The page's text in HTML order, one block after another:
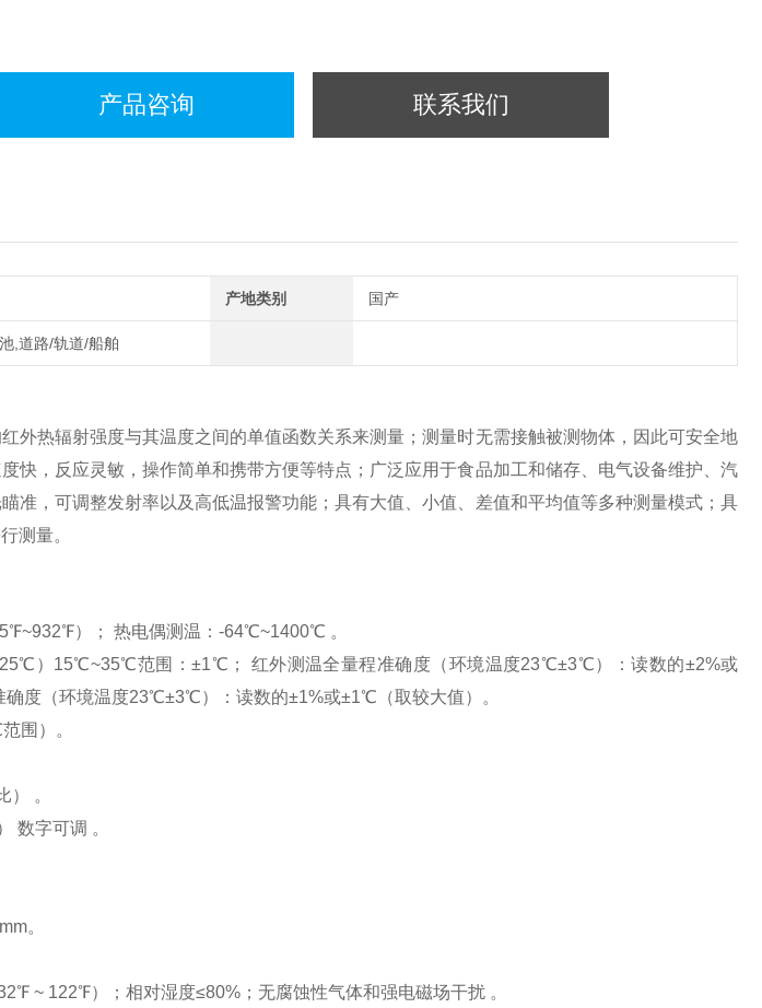
产品咨询 联系我们
产地类别 国产
,道路/轨道/船舶
外热辐射强度与其温度之间的单值函数关系来测量；测量时无需接触被测物体，因此可安全地
快，反应灵敏，操作简单和携带方便等特点；广泛应用于食品加工和储存、电气设备维护、汽
准，可调整发射率以及高低温报警功能；具有大值、小值、差值和平均值等多种测量模式；具
测量。
）； 热电偶测温：-64℃~1400℃ 。
25℃）15℃~35℃范围：±1℃； 红外测温全量程准确度（环境温度23℃±3℃）：读数的±2%或
度（环境温度23℃±3℃）：读数的±1%或±1℃（取较大值）。
围）。
） 。
数字可调 。
。
~ 122℉）；相对湿度≤80%；无腐蚀性气体和强电磁场干扰 。